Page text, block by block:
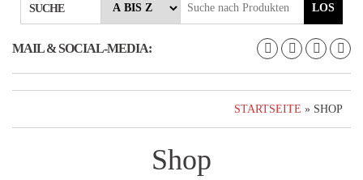
SUCHE LOS
MAIL & SOCIAL-MEDIA:
STARTSEITE » SHOP
Shop